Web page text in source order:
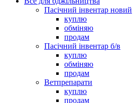
Пасічний інвентар новий
куплю
обміняю
продам
Пасічний інвентар б/в
куплю
обміняю
продам
Ветпрепарати
куплю
продам